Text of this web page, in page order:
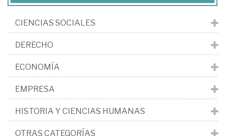
CIENCIAS SOCIALES
DERECHO
ECONOMÍA
EMPRESA
HISTORIA Y CIENCIAS HUMANAS
OTRAS CATEGORÍAS